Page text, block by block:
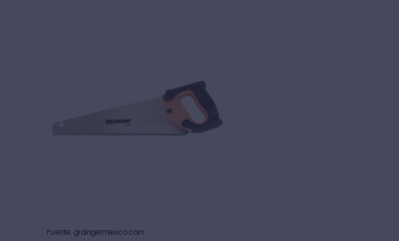
Fuente: graingermexico.com